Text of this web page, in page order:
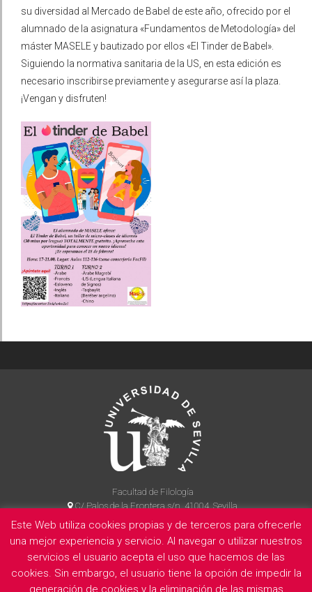
su diversidad al Mercado de Babel de este año, ofrecido por el
alumnado de la asignatura «Fundamentos de Metodología» del
máster MASELE y bautizado por ellos «El Tinder de Babel».
Siguiendo la normativa sanitaria de la US, en esta edición es
necesario inscribirse previamente y asegurarse así la plaza.
¡Vengan y disfruten!
Facultad de Filología
C/ Palos de la Frontera s/n, 41004, Sevilla
954 55 14 90
La Facultad Información legal Politica de privacidad Cookies
Este Web utiliza cookies propias y de terceros para ofrecerle
una mejor experiencia y servicio. Al navegar o utilizar nuestros
servicios el usuario acepta el uso que hacemos de las
cookies. Sin embargo, el usuario tiene la opción de impedir la
generación de cookies y la eliminación de las mismas